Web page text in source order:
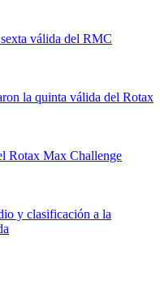
válida del RMC
la quinta válida del Rotax
Rotax Max Challenge
y clasificación a la